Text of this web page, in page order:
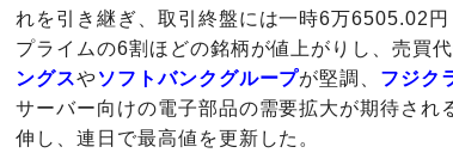
れを引き継ぎ、取引終盤には一時6万6505.02
プライムの6割ほどの銘柄が値上がりし、売買
ングスやソフトバンクグループが堅調、 フジク
サーバー向けの電子部品の需要拡大が期待され
伸し、連日で最高値を更新した。